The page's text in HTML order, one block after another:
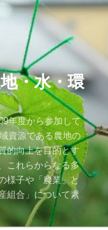
・水・環
年度から参加して
資源である農地の
的向上を目的とす
これらからなる多
様子や「農業」と
組合」について素